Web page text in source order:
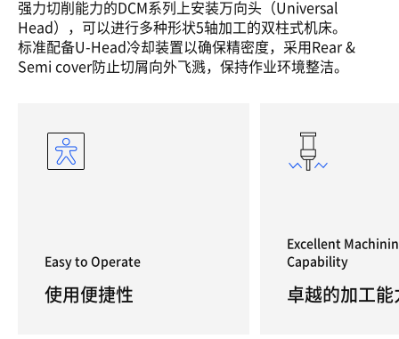
强力切削能力的DCM系列上安装万向头（Universal
Head），可以进行多种形状5轴加工的双柱式机床。
标准配备U-Head冷却装置以确保精密度，采用Rear &
Semi cover防止切屑向外飞溅，保持作业环境整洁。
Easy to Operate
使用便捷性
Excellent
Capability
卓越的加工能